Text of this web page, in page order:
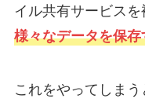
イル共有サービスを
様々なデータを保存
これをやってしまう